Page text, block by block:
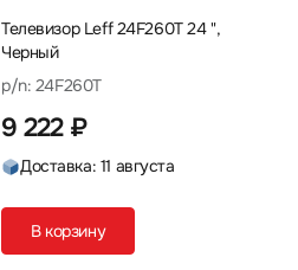
Телевизор Leff 24F260T 24 ",
Черный
p/n: 24F260T
9 222 ₽
Доставка: 11 августа
В корзину